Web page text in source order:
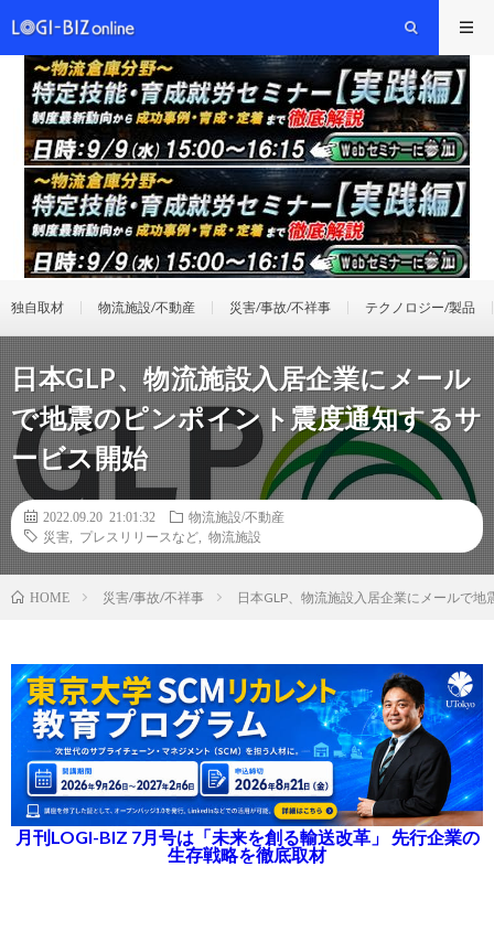
独自取材 物流施設/不動産 災害/事故/不祥事 テクノロジー/製品
日本GLP、物流施設入居企業にメール
で地震のピンポイント震度通知するサ
ービス開始
2022.09.20 21:01:32
物流施設/不動産
災害
プレスリリースなど 物流施設
HOME 災害/事故/不祥事 日本GLP、物流施設入居企業にメールで
月刊LOGI-BIZ 7月号は「未来を創る輸送改革」 先行企業の
生存戦略を徹底取材